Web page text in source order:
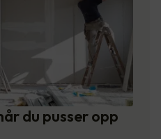
du pusser opp